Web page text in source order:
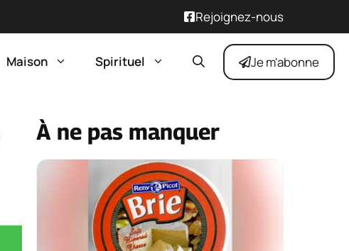
Rejoignez-nous
Maison Spirituel Je m'abonne
À ne pas manquer